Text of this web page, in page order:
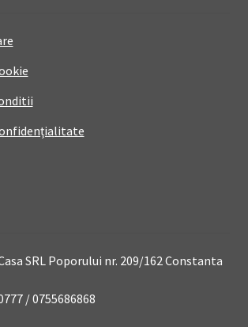
SRL Poporului nr. 209/162 Constanta
/ 0755686868